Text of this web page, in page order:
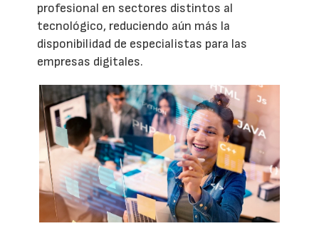
profesional en sectores distintos al
tecnológico, reduciendo aún más la
disponibilidad de especialistas para las
empresas digitales.